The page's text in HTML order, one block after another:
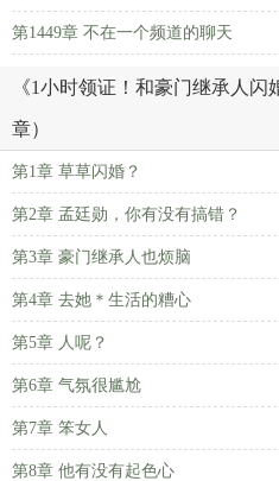
第1449章 不在一个频道的聊天
《1小时领证！和豪门继承人
章）
第1章 草草闪婚？
第2章 孟廷勋，你有没有搞错？
第3章 豪门继承人也烦脑
第4章 去她＊生活的糟心
第5章 人呢？
第6章 气氛很尴尬
第7章 笨女人
第8章 他有没有起色心